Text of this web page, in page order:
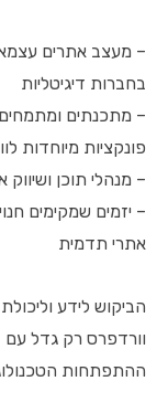
– מעצב אתרים
בחברות דיגיטליות
– מתכנתים
פונקציות מיוחדות
– מנהלי תוכן ושיווק
– יזמים שמקימים
אתרי תדמית
הביקוש לידע
וורדפרס רק גדל עם
ההתפתחות